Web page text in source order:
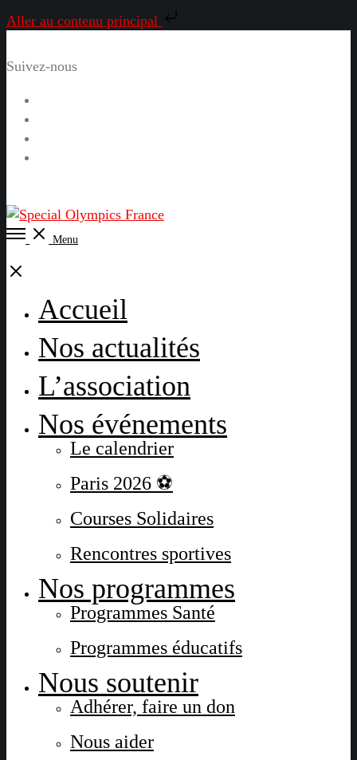
Aller au contenu principal
Suivez-nous
Open
Menu
Close
Accueil
Nos actualités
L’association
Nos événements
Le calendrier
Paris 2026 ⚽
Courses Solidaires
Rencontres sportives
Nos programmes
Programmes Santé
Programmes éducatifs
Nous soutenir
Adhérer, faire un don
Nous aider